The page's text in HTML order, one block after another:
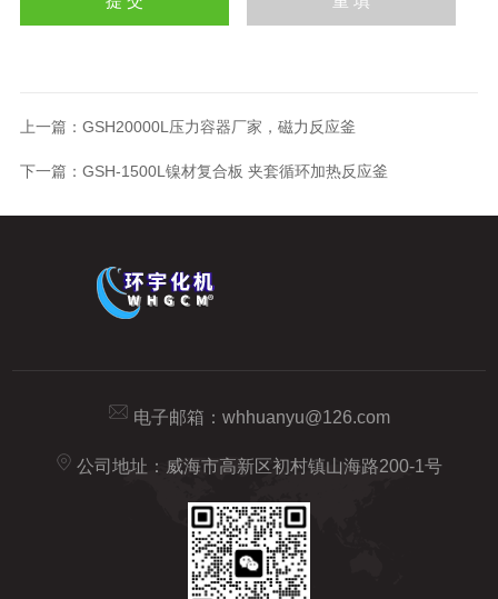
上一篇： GSH20000L压力容器厂家，磁力反应釜
下一篇： GSH-1500L镍材复合板 夹套循环加热反应釜
电子邮箱： whhuanyu@126.com
公司地址：威海市高新区初村镇山海路200-1号